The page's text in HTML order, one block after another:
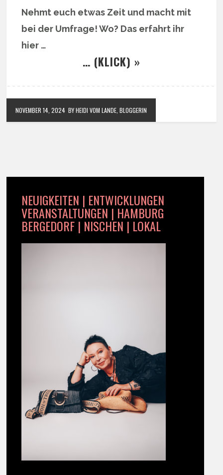
Nehmt euch etwas Zeit und macht mit
bei der Umfrage! Wo? Das erfahrt ihr
hier …
… (KLICK) »
NOVEMBER 14, 2024 BY HEIDI VOM LANDE, BLOGGERIN
NEUIGKEITEN | ENTWICKLUNGEN
VERANSTALTUNGEN | HAMBURG
BERGEDORF | NISCHEN | LOKAL